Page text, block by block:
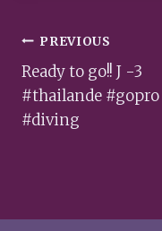
Post
navigation
PREVIOUS
Ready to go!! J -3
#thailande #gopro
#diving